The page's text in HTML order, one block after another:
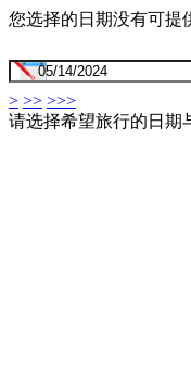
您选择的日期没有可提
> >> >>>
请选择希望旅行的日期